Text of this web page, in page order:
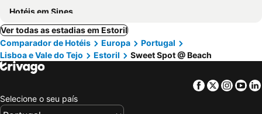
Hotéis em Sines
Ver todas as estadias em Estoril
Comparador de Hotéis
Europa
Portugal
Lisboa e Vale do Tejo
Estoril Sweet Spot @ Beach
Facebook
Twitter
Selecione o seu país